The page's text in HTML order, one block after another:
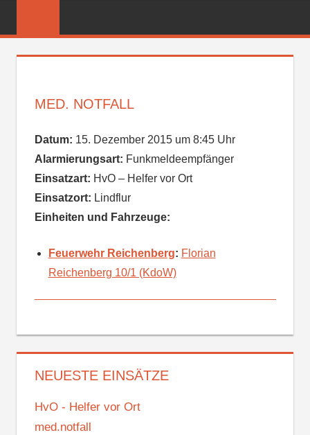
FEUERWEHR
MED. NOTFALL
Datum: 15. Dezember 2015 um 8:45 Uhr
Alarmierungsart: Funkmeldeempfänger
Einsatzart: HvO – Helfer vor Ort
Einsatzort: Lindflur
Einheiten und Fahrzeuge:
Feuerwehr Reichenberg: Florian
Reichenberg 10/1 (KdoW)
NEUESTE EINSÄTZE
HvO - Helfer vor Ort
med.notfall